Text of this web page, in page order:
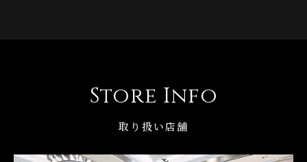
Store Info
取り扱い店舗